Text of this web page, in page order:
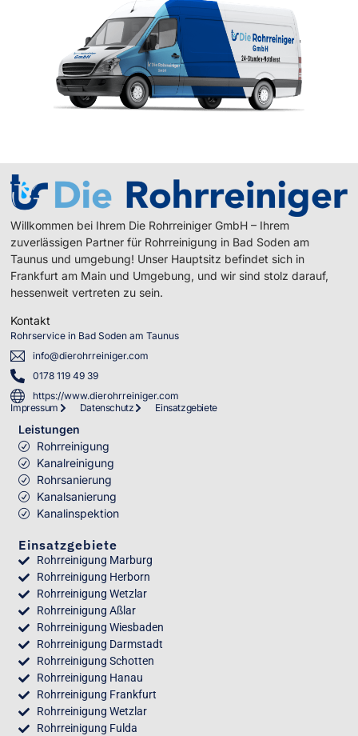
Willkommen bei Ihrem Die Rohrreiniger GmbH – Ihrem
zuverlässigen Partner für Rohrreinigung in Bad Soden am
Taunus und umgebung! Unser Hauptsitz befindet sich in
Frankfurt am Main und Umgebung, und wir sind stolz darauf,
hessenweit vertreten zu sein.
Kontakt
Rohrservice in Bad Soden am Taunus
info@dierohrreiniger.com
0178 119 49 39
https://www.dierohrreiniger.com
Impressum
Datenschutz Einsatzgebiete
Leistungen
Rohrreinigung
Kanalreinigung
Rohrsanierung
Kanalsanierung
Kanalinspektion
Einsatzgebiete
Rohrreinigung Marburg
Rohrreinigung Herborn
Rohrreinigung Wetzlar
Rohrreinigung Aßlar
Rohrreinigung Wiesbaden
Rohrreinigung Darmstadt
Rohrreinigung Schotten
Rohrreinigung Hanau
Rohrreinigung Frankfurt
Rohrreinigung Wetzlar
Rohrreinigung Fulda